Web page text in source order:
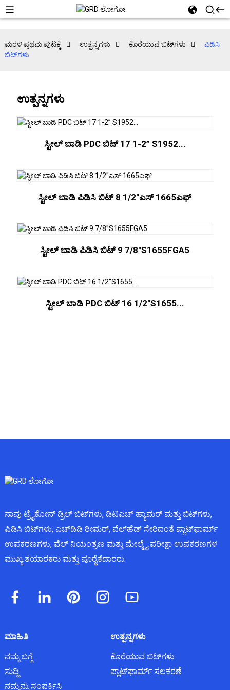
ಮರಳಿ ಪ್ರಥಮ ಪುಟಕ್ಕೆ ಉತ್ಪನ್ನಗಳು ಕೊರೆಯುವ ಬಿಟ್‌ಗಳು
ಪಿಡಿಸಿ
ಬಿಟ್‌ಗಳು
ಉತ್ಪನ್ನಗಳು
ಸ್ಟೀಲ್ ಬಾಡಿ PDC ಬಿಟ್ 17 1-2” S1952...
ಸ್ಟೀಲ್ ಬಾಡಿ ಪಿಡಿಸಿ ಬಿಟ್ 8 1/2''ಎಸ್ 1665ಎಫ್
ಸ್ಟೀಲ್ ಬಾಡಿ ಪಿಡಿಸಿ ಬಿಟ್ 9 7/8''S1655FGA5
ಸ್ಟೀಲ್ ಬಾಡಿ PDC ಬಿಟ್ 16 1/2''S1655...
ನಾವು ಟ್ರೈಕೋನ್ ಡ್ರಿಲ್ ಬಿಟ್‌ಗಳು, ಡಿಟಿಎಚ್ ಹ್ಯಾಮರ್ ಮತ್ತು ಬಿಟ್‌ಗಳು,
ಪಿಡಿಸಿ ಬಿಟ್‌ಗಳು, ಎಚ್‌ಡಿಡಿ ರೀಮರ್, ವೆಲ್‌ಹೆಡ್ ಸೇರಿದಂತೆ ಪ್ಲಾಟ್‌ಫಾರ್ಮ್
ಉಪಕರಣಗಳು, ವೆಲ್ ನಿಯಂತ್ರಣ ಮತ್ತು ಮೇಲ್ಮೈ ಪರೀಕ್ಷಾ ಉಪಕರಣಗಳ
ಮುಖ್ಯ ತಯಾರಕರು ಮತ್ತು ಪೂರೈಕೆದಾರರು.
ಮಾಹಿತಿ
ನಮ್ಮ ಬಗ್ಗೆ
ಸುದ್ದಿ
ನಮ್ಮನ್ನು ಸಂಪರ್ಕಿಸಿ
ಉತ್ಪನ್ನಗಳು
ಕೊರೆಯುವ ಬಿಟ್‌ಗಳು
ಪ್ಲಾಟ್‌ಫಾರ್ಮ್ ಸಲಕರಣೆ